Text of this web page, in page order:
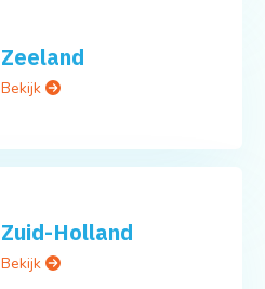
Zeeland
Bekijk
Zuid-Holland
Bekijk